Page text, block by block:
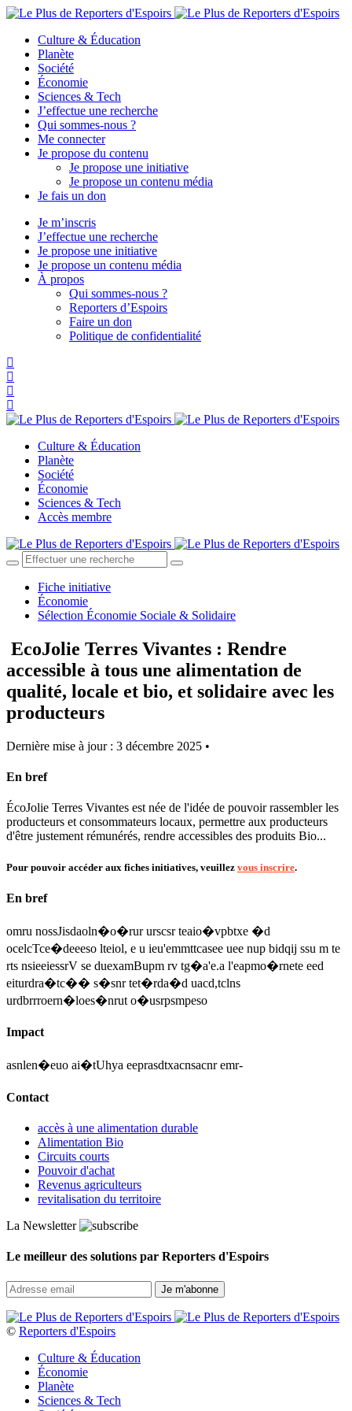
Culture & Éducation
Planète
Société
Économie
Sciences & Tech
J’effectue une recherche
Qui sommes-nous ?
Me connecter
Je propose du contenu
Je propose une initiative
Je propose un contenu média
Je fais un don
Je m’inscris
J’effectue une recherche
Je propose une initiative
Je propose un contenu média
À propos
Qui sommes-nous ?
Reporters d’Espoirs
Faire un don
Politique de confidentialité
Culture & Éducation
Planète
Société
Économie
Sciences & Tech
Accès membre
Fiche initiative
Économie
Sélection Économie Sociale & Solidaire
EcoJolie Terres Vivantes : Rendre
accessible à tous une alimentation de
qualité, locale et bio, et solidaire avec les
producteurs
Dernière mise à jour : 3 décembre 2025 •
En bref
ÉcoJolie Terres Vivantes est née de l'idée de pouvoir rassembler les
producteurs et consommateurs locaux, permettre aux producteurs
d'être justement rémunérés, rendre accessibles des produits Bio...
Pour pouvoir accéder aux fiches initiatives, veuillez vous inscrire.
En bref
omru nossJisdaoln�o�rur urscsr teaio�vpbtxe �d
ocelcTce�deeeso lteiol, e u ieu'emmttcasee uee nup bidqij ssu m te
rts nsieeiessrV se duexamBupm rv tg�a'e.a l'eapmo�rnete eed
eiturdra�tc�� s�snr tet�rda�d uacd,tclns
urdbrrroern�loes�nrut o�usrpsmpeso
Impact
asnlen�euo ai�tUhya eeprasdtxacnsacnr emr-
Contact
accès à une alimentation durable
Alimentation Bio
Circuits courts
Pouvoir d'achat
Revenus agriculteurs
revitalisation du territoire
La Newsletter
Le meilleur des solutions par Reporters d'Espoirs
© Reporters d'Espoirs
Culture & Éducation
Économie
Planète
Sciences & Tech